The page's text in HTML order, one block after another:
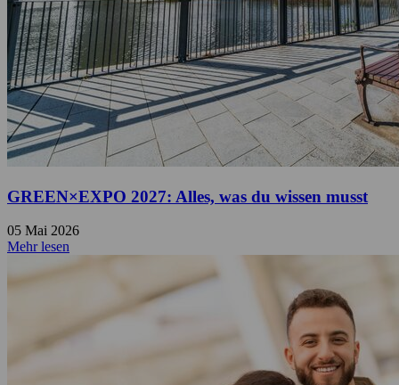
GREEN×EXPO 2027: Alles, was du wissen musst
05 Mai 2026
Mehr lesen